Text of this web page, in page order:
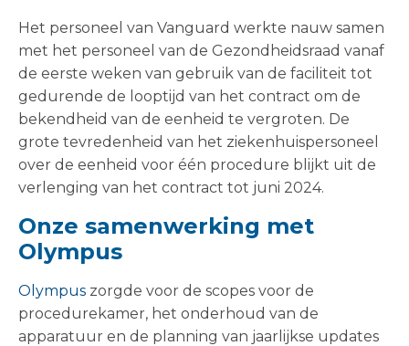
Het personeel van Vanguard werkte nauw samen
met het personeel van de Gezondheidsraad vanaf
de eerste weken van gebruik van de faciliteit tot
gedurende de looptijd van het contract om de
bekendheid van de eenheid te vergroten. De
grote tevredenheid van het ziekenhuispersoneel
over de eenheid voor één procedure blijkt uit de
verlenging van het contract tot juni 2024.
Onze samenwerking met
Olympus
Olympus zorgde voor de scopes voor de
procedurekamer, het onderhoud van de
apparatuur en de planning van jaarlijkse updates